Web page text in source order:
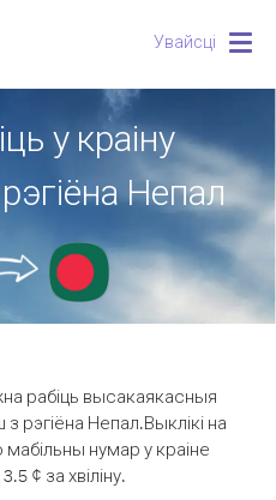
Увайсці
у краіну
Непал
рабіць высакаякасныя
з рэгіёна Непал.Выклікі на
нумар у краіне
¢ за хвіліну.